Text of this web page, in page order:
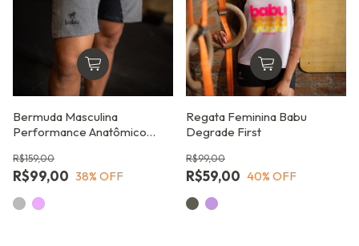
Bermuda Masculina
Performance Anatômico
R$99,00
R$159,00
38% OFF
Regata Feminina Babu
Degrade First
R$59,00
R$99,00
40% OFF